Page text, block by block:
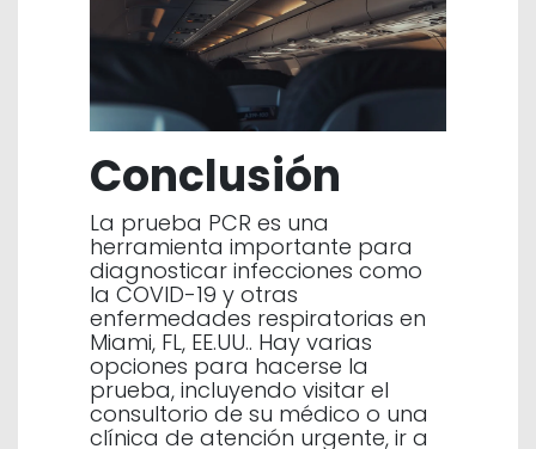
Conclusión
La prueba PCR es una
herramienta importante para
diagnosticar infecciones como
la COVID-19 y otras
enfermedades respiratorias en
Miami, FL, EE.UU.. Hay varias
opciones para hacerse la
prueba, incluyendo visitar el
consultorio de su médico o una
clínica de atención urgente, ir a